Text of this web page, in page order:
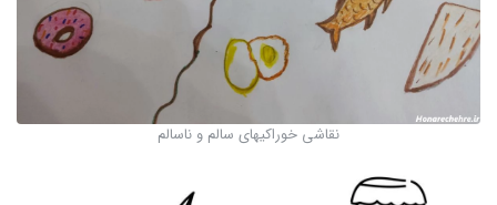
نقاشی خوراکیهای سالم و ناسالم